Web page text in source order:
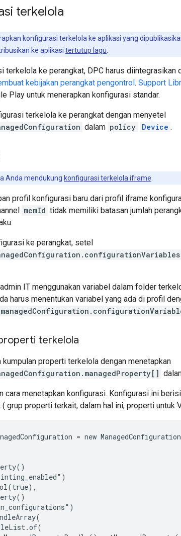
terkelola
konfigurasi terkelola ke aplikasi yang
ke aplikasi tertutup lagu
terkelola ke perangkat, DPC harus diintegrasikan
kebijakan perangkat pengontrol. Support
Play untuk menerapkan konfigurasi standar.
terkelola ke perangkat dengan menyetel
dalam policy Device .
Anda mendukung konfigurasi terkelola iframe
profil konfigurasi baru dari profil iframe
mcmId tidak memiliki batasan jumlah
ke perangkat, setel
IT menggunakan variabel dalam folder
harus menentukan variabel yang ada di profil
terkelola
kumpulan properti terkelola dengan menetapkan
cara menetapkan konfigurasi. Konfigurasi ini berisi
grup properti terkait, dalam hal ini, properti untuk
= new